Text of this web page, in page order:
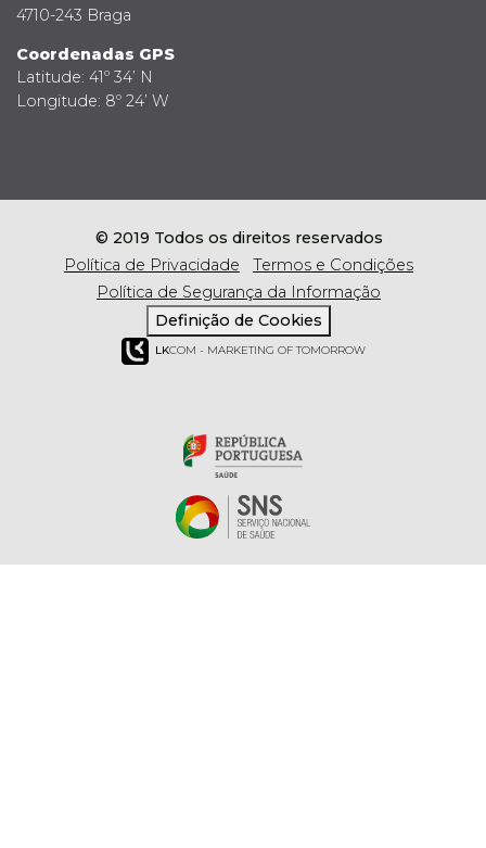
4710-243 Braga
Coordenadas GPS
Latitude: 41º 34’ N
Longitude: 8º 24’ W
© 2019 Todos os direitos reservados
Política de Privacidade
Termos e Condições
Política de Segurança da Informação
Definição de Cookies
LKCOM - MARKETING OF TOMORROW